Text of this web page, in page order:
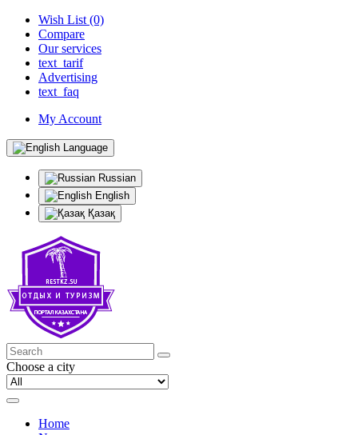
Wish List (0)
Compare
Our services
text_tarif
Advertising
text_faq
My Account
Language
Russian
English
Қазақ
Choose a city
Home